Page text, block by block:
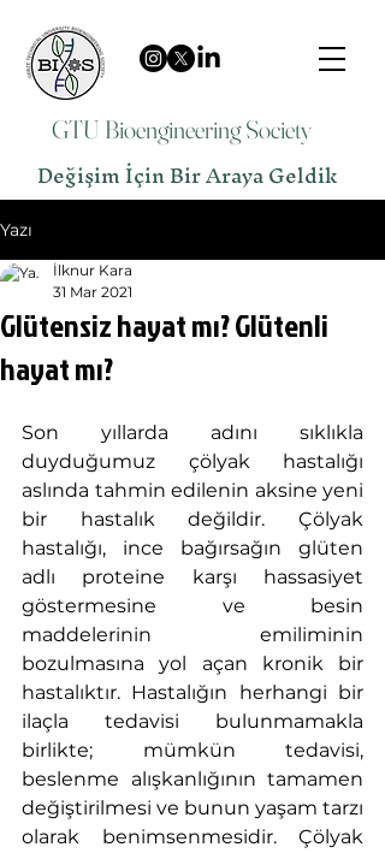
GTU Bioengineering Society
Değişim İçin Bir Araya Geldik
Yazı
Glütensiz hayat mı? Glütenli
hayat mı?
İlknur Kara
31 Mar 2021
Son yıllarda adını sıklıkla
duyduğumuz çölyak hastalığı
aslında tahmin edilenin aksine yeni
bir hastalık değildir. Çölyak
hastalığı, ince bağırsağın glüten
adlı proteine karşı hassasiyet
göstermesine ve besin
maddelerinin emiliminin
bozulmasına yol açan kronik bir
hastalıktır. Hastalığın herhangi bir
ilaçla tedavisi bulunmamakla
birlikte; mümkün tedavisi,
beslenme alışkanlığının tamamen
değiştirilmesi ve bunun yaşam tarzı
olarak benimsenmesidir. Çölyak